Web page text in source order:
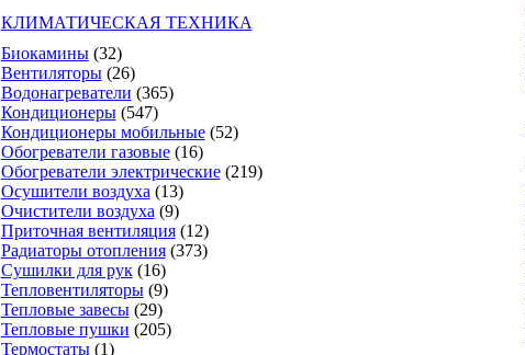
КЛИМАТИЧЕСКАЯ ТЕХНИКА
Биокамины (32)
Вентиляторы (26)
Водонагреватели (365)
Кондиционеры (547)
Кондиционеры мобильные (52)
Обогреватели газовые (16)
Обогреватели электрические (219)
Осушители воздуха (13)
Очистители воздуха (9)
Приточная вентиляция (12)
Радиаторы отопления (373)
Сушилки для рук (16)
Тепловентиляторы (9)
Тепловые завесы (29)
Тепловые пушки (205)
Термостаты (1)